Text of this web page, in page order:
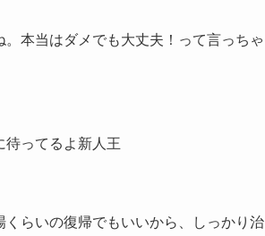
本当はダメでも大丈夫！って言っちゃ
待ってるよ新人王
らいの復帰でもいいから、しっかり治